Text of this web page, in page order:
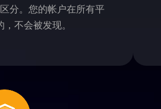
分。您的帐户在所有平
不会被发现。